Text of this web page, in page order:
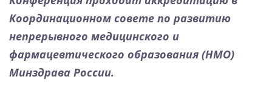
Координационном совете по развитию
непрерывного медицинского и
фармацевтического образования (НМО)
Минздрава России.